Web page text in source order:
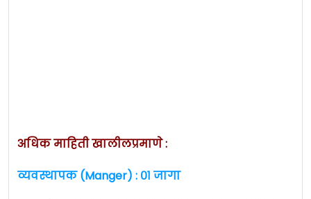
अधिक माहिती खालीलप्रमाणे :
व्यवस्थापक (Manger) : ०१ जागा